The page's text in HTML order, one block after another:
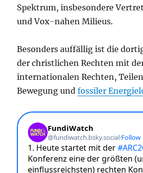
Spektrum, insbesondere
und Vox-nahen Milieus.
Besonders auffällig ist die
der christlichen Rechten mit
internationalen Rechten,
Bewegung undfossiler